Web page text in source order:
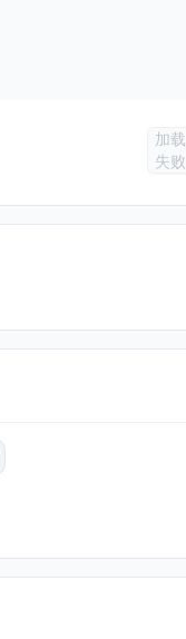
加载
失败